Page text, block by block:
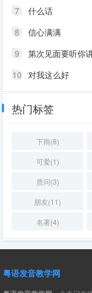
7
什么话
8
信心满满
9
第次见面要听你
10 对我这么好
热门标签
下雨(8)
可爱(1)
质问(3)
朋友(11)
名著(4)
粤语发音教学网